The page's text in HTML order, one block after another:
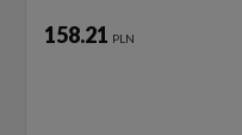
158.21 PLN